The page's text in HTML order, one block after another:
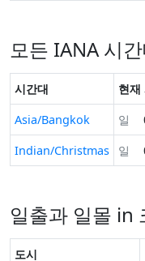
모든 IANA 시
시간대
현재
Asia/Bangkok
일
Indian/Christmas
일
일출과 일몰 in
도시